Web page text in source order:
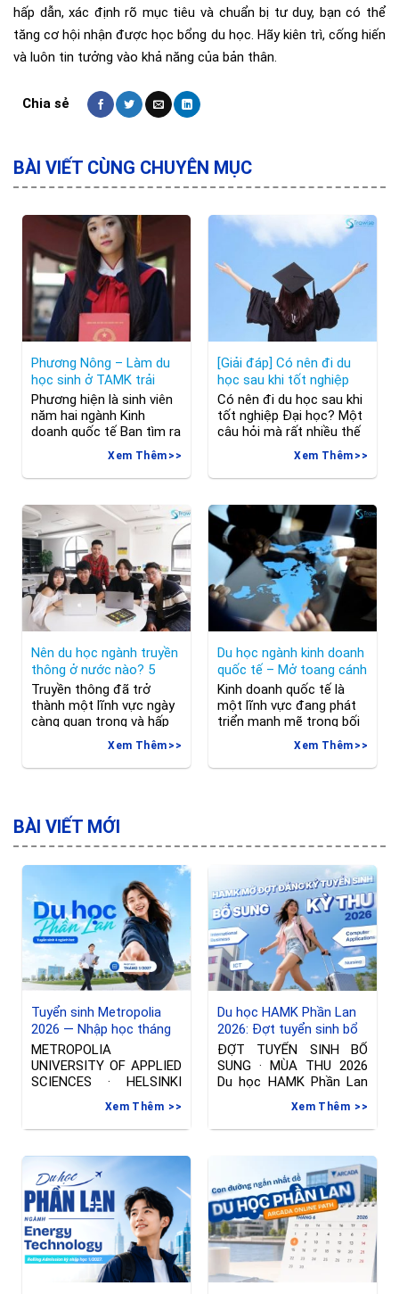
hấp dẫn, xác định rõ mục tiêu và chuẩn bị tư duy, bạn có thể
tăng cơ hội nhận được học bổng du học. Hãy kiên trì, cống hiến
và luôn tin tưởng vào khả năng của bản thân.
BÀI VIẾT CÙNG CHUYÊN MỤC
Phương Nông – Làm du
học sinh ở TAMK trải
nghiệm vàng
Phương hiện là sinh viên
năm hai ngành Kinh
doanh quốc tế Bạn tìm ra
TAMK như thế nào và
điều gì khiến bạn quyết
định học tập tại ngôi
trình suy nghĩ về việc học
ở Phần Lan, mình đã có
khoảng thời gian khó
khăn trong việc tìm ra
Xem Thêm
[Giải đáp] Có nên đi du
học sau khi tốt nghiệp
Đại học?
Có nên đi du học sau khi
tốt nghiệp Đại học? Một
câu hỏi mà rất nhiều thế
hệ sinh viên Việt Nam
vẫn thường băn khoăn,
cân nhắc. Hiểu được suy
quyết định lên sống bài
viết để giải đáp về giải
đáp về chủ đề này. 1. Có
nên
Xem Thêm
Nên du học ngành truyền
thông ở nước nào? 5
“ứng viên” sáng giá
Truyền thông đã trở
thành một lĩnh vực ngày
càng quan trọng và hấp
dẫn trong thời đại hiện
đại. Với mong muốn tiếp
cận môi trường học tập
đang xem xét việc du
học ngành truyền thông
ở nước ngoài. Vậy nên du
học
Xem Thêm
Du học ngành kinh doanh
quốc tế – Mở toang cánh
cửa tương lai
Kinh doanh quốc tế là
một lĩnh vực đang phát
triển mạnh mẽ trong bối
cảnh toàn cầu hóa ngày
càng gia tăng. Việc du
học ngành kinh doanh
hóa mới, học hỏi từ
Xem Thêm
BÀI VIẾT MỚI
Tuyển sinh Metropolia
2026 — Nhập học tháng
01/2027 tại Phần Lan
METROPOLIA
UNIVERSITY OF APPLIED
SCIENCES · HELSINKI
Đợt tuyển sinh riêng —
Nhập học thángXem Thêm
Du học HAMK Phần Lan
2026: Đợt tuyển sinh bổ
sung ngành International
Business & Công nghệ
thông tin
ĐỢT TUYỂN SINH BỔ
SUNG · MÙA THU 2026
Du học HAMK Phần Lan
Xem Thêm